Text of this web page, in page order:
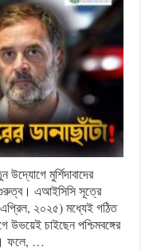
উদ্যোগে মুর্শিদাবাদের
গুরুত্ব। এআইসিসি সূত্রে
এপ্রিল, ২০২৫) মধ্যেই গঠিত
উভয়েই চাইছেন পশ্চিমবঙ্গের
ফলে, …